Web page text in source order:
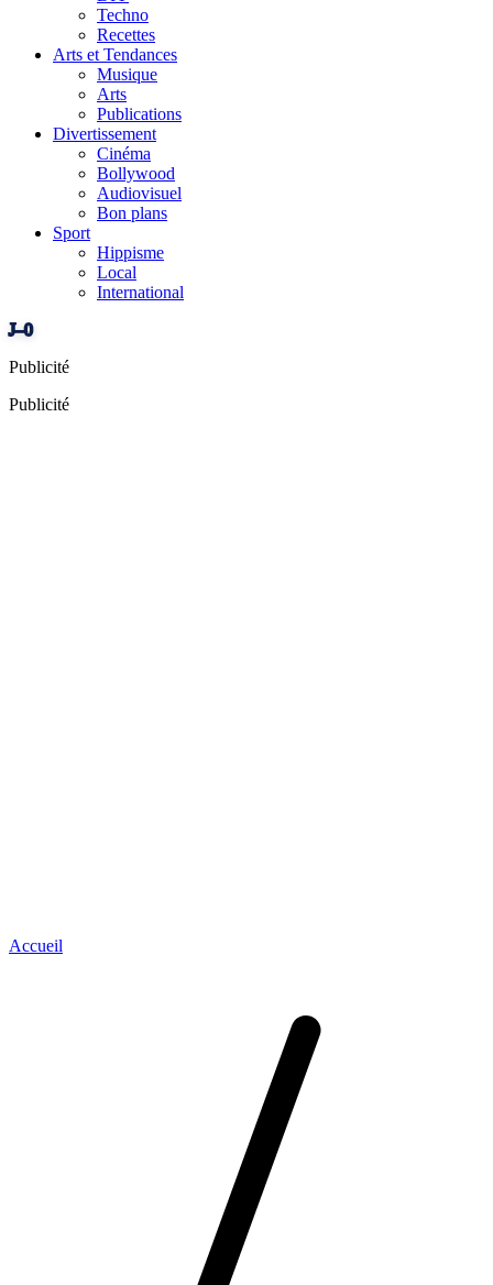
Techno
Recettes
Arts et Tendances
Musique
Arts
Publications
Divertissement
Cinéma
Bollywood
Audiovisuel
Bon plans
Sport
Hippisme
Local
International
J–0
Publicité
Publicité
Accueil